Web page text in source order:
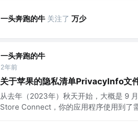
一头奔跑的牛 关注了 万少
一头奔跑的牛
2年前
关于苹果的隐私清单PrivacyInfo文
从去年（2023年）秋天开始，大概是 9
Store Connect，你的应用程序使用到了